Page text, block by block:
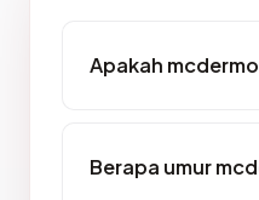
Apakah
Berapa umur